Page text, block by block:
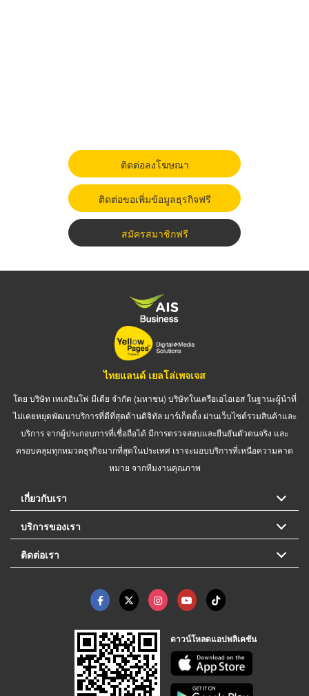
ติดต่อลงโฆษณา
ติดต่อขอเพิ่มข้อมูลธุรกิจฟรี
สมัครสมาชิกฟรี
ไทยแลนด์ เยลโล่เพจเจส
โดย บริษัท เทเลอินโฟ มีเดีย จำกัด (มหาชน) บริษัทในเครือเอไอเอส ในฐานะผู้นำที่
ไม่เคยหยุดพัฒนาบริการที่ดีที่สุดด้านดิจิทัล มาร์เก็ตติ้ง ผ่านเว็บไซต์รวมสินค้าและ
บริการ จากผู้ประกอบการที่เชื่อถือได้ มีการตรวจสอบและยืนยันตัวตนจริง และ
ครอบคลุมทุกหมวดธุรกิจมากที่สุดในประเทศ เราจะมอบบริการที่เหนือความคาด
หมาย จากทีมงานคุณภาพ
เกี่ยวกับเรา
บริการของเรา
ติดต่อเรา
ดาวน์โหลดแอปพลิเคชัน